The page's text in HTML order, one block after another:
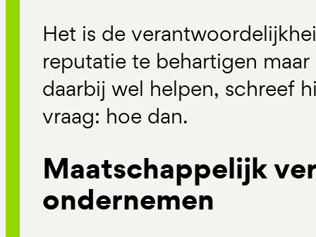
Het is de
reputatie te behartigen
daarbij wel helpen, schreef
vraag: hoe dan.
Maatschappelijk
ondernemen